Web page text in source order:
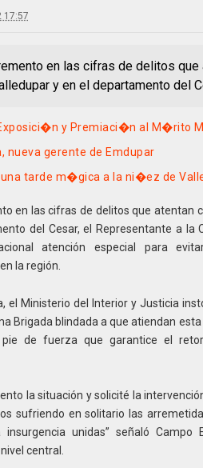
17:57
en las cifras de delitos que
y en el departamento del
Exposici�n y Premiaci�n al M�rito
nueva gerente de Emdupar
tarde m�gica a la ni�ez de
en las cifras de delitos que atentan
del Cesar, el Representante a la
atención especial para
la región.
el Ministerio del Interior y Justicia
Brigada blindada a que atiendan
de fuerza que garantice el
la situación y solicité la
sufriendo en solitario las
unidas” señaló Campo
central.